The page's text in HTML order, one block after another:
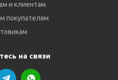
и клиентам
покупателям
на связи